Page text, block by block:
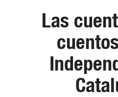
Las